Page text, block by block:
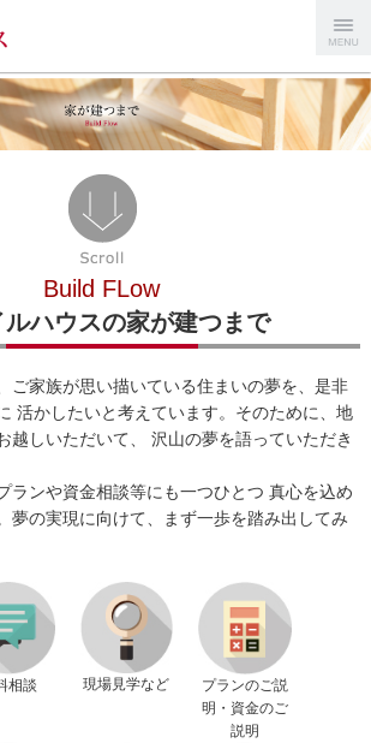
Menu
Build FLow
ルハウスの家が建つまで
ご家族が思い描いている住まいの夢を、是非
活かしたいと考えています。そのために、地
越しいただいて、 沢山の夢を語っていただき
ランや資金相談等にも一つひとつ 真心を込め
夢の実現に向けて、まず一歩を踏み出してみ
相談 現場見学など
プランのご説
明・資金のご
説明